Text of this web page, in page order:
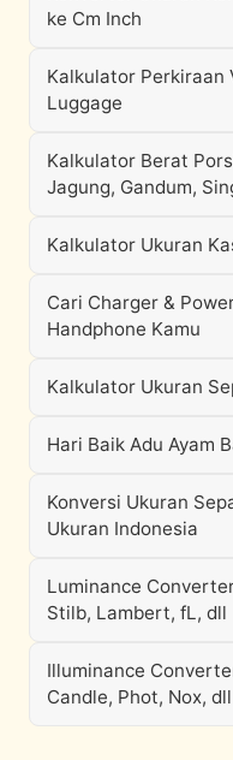
ke Cm Inch
Kalkulator Perkiraan
Luggage
Kalkulator Berat
Jagung, Gandum,
Kalkulator Ukuran
Cari Charger &
Handphone Kamu
Kalkulator Ukuran
Hari Baik Adu Ayam
Konversi Ukuran
Ukuran Indonesia
Luminance
Stilb, Lambert, fL, dll
Illuminance
Candle, Phot, Nox, dll